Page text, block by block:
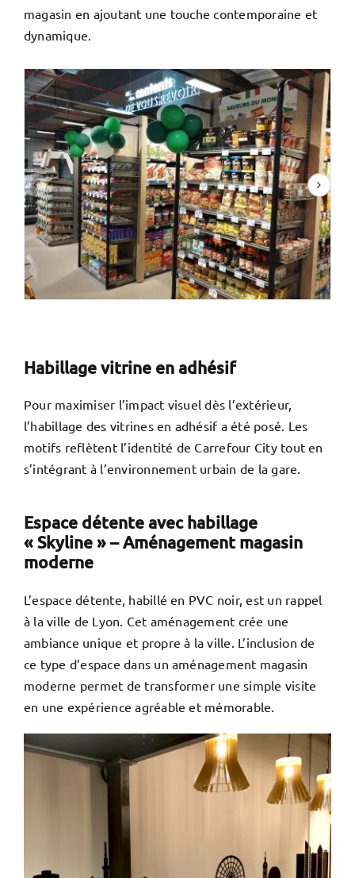
magasin en ajoutant une touche contemporaine et
dynamique.
Habillage vitrine en adhésif
Pour maximiser l’impact visuel dès l’extérieur,
l’habillage des vitrines en adhésif a été posé. Les
motifs reflètent l’identité de Carrefour City tout en
s’intégrant à l’environnement urbain de la gare.
Espace détente avec habillage
« Skyline » – Aménagement magasin
moderne
L’espace détente, habillé en PVC noir, est un rappel
à la ville de Lyon. Cet aménagement crée une
ambiance unique et propre à la ville. L’inclusion de
ce type d’espace dans un aménagement magasin
moderne permet de transformer une simple visite
en une expérience agréable et mémorable.